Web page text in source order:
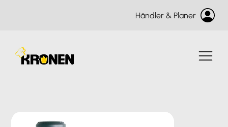
Händler & Planer